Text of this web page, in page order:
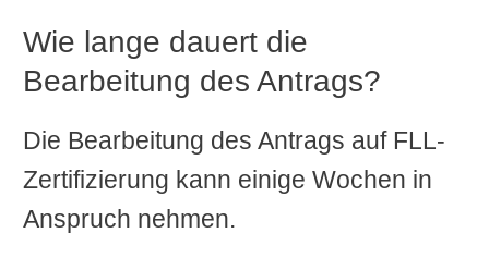
Wie lange dauert die
Bearbeitung des Antrags?
Die Bearbeitung des Antrags auf FLL-
Zertifizierung kann einige Wochen in
Anspruch nehmen.